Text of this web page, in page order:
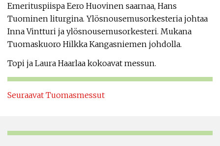
Emerituspiispa Eero Huovinen saarnaa, Hans
Tuominen liturgina. Ylösnousemusorkesteria johtaa
Inna Vintturi ja ylösnousemusorkesteri. Mukana
Tuomaskuoro Hilkka Kangasniemen johdolla.
Topi ja Laura Haarlaa kokoavat messun.
Seuraavat Tuomasmessut